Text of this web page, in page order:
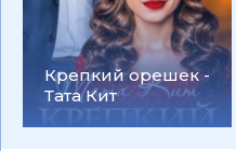
Крепкий орешек -
Тата Кит